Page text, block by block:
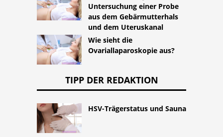
Untersuchung einer Probe
aus dem Gebärmutterhals
und dem Uteruskanal
Wie sieht die
Ovariallaparoskopie aus?
TIPP DER REDAKTION
HSV-Trägerstatus und Sauna